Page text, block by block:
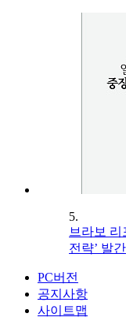
5.
브라보 리
전략’ 발간
PC버전
공지사항
사이트맵